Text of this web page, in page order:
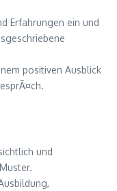
Erfahrungen ein und
positiven Ausblick
und